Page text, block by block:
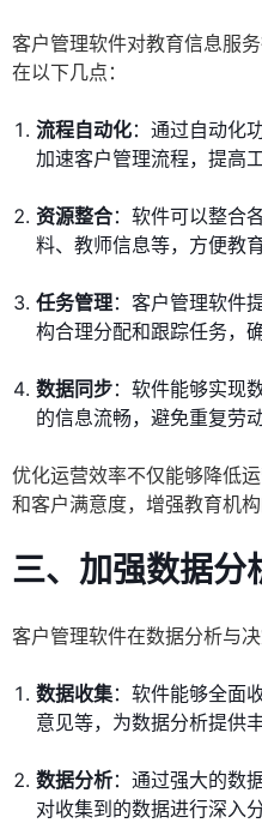
客户管理软件对教育信息服
在以下几点：
流程自动化：通过自动化
加速客户管理流程，提高
资源整合：软件可以整合
料、教师信息等，方便教
任务管理：客户管理软件
构合理分配和跟踪任务，
数据同步：软件能够实现
的信息流畅，避免重复劳
优化运营效率不仅能够降低
和客户满意度，增强教育机构
三、加强数据分
客户管理软件在数据分析与
数据收集：软件能够全面
意见等，为数据分析提供
数据分析：通过强大的数
对收集到的数据进行深入